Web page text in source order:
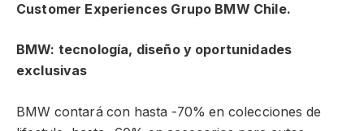
Customer Experiences Grupo BMW Chile.
BMW: tecnología, diseño y oportunidades
exclusivas
BMW contará con hasta -70% en colecciones de